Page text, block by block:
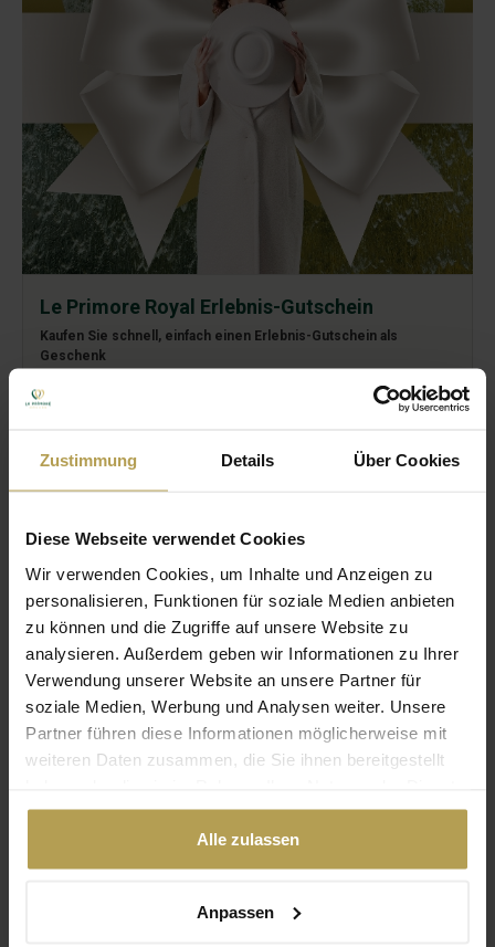
Zustimmung Details Über Cookies
Diese Webseite verwendet Cookies
Wir verwenden Cookies, um Inhalte und Anzeigen zu
personalisieren, Funktionen für soziale Medien anbieten
zu können und die Zugriffe auf unsere Website zu
analysieren. Außerdem geben wir Informationen zu Ihrer
Verwendung unserer Website an unsere Partner für
soziale Medien, Werbung und Analysen weiter. Unsere
Partner führen diese Informationen möglicherweise mit
weiteren Daten zusammen, die Sie ihnen bereitgestellt
gesammelt haben.
Alle zulassen
Anpassen
Le Primore Royal Erlebnis-Gutschein
Kaufen Sie schnell, einfach einen Erlebnis-Gutschein als
Geschenk
Das Le Primore Royal Experience Package ist der Genuss
ab € 1,813.00